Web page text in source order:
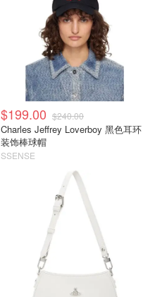
$199.00 $240.00
Charles Jeffrey Loverboy 黑色耳环
装饰棒球帽
SSENSE